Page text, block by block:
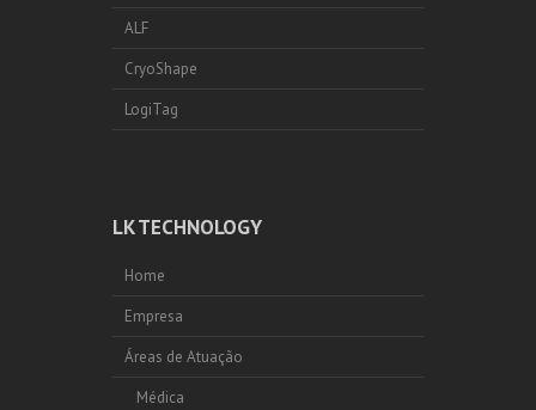
ALF
CryoShape
LogiTag
LK TECHNOLOGY
Home
Empresa
Áreas de Atuação
Médica